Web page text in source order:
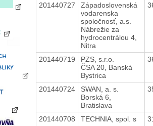
201440727
Západoslovenská
vodarenska
spoločnosť, a.s.
Nábrežie za
hydrocentrálou 4,
Nitra
201440719
PZS, s.r.o.
ČSA 20, Banská
Bystrica
201440724
SWAN, a. s.
Borská 6,
Bratislava
201440708
TECHNIA, spol. s